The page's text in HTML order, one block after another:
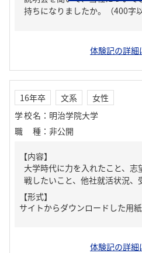
持ちになりましたか。（400字以
体験記の詳細
16年卒 文系
女性
学校名 ： 明治学院大学
職種 ： 非公開
【内容】
大学時代に力を入れたこと、
戦したいこと、他社就活状況、
【形式】
サイトからダウンロードした用
体験記の詳細